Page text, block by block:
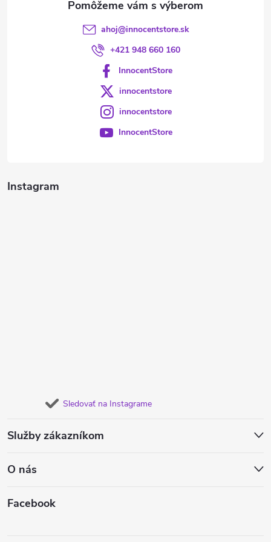
Instagram
Sledovať na Instagrame
Služby zákazníkom
O nás
Facebook
ahoj@innocentstore.sk
+421 948 660 160
InnocentStore
innocentstore
innocentstore
InnocentStore